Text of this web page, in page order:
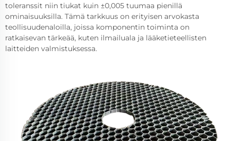
toleranssit niin tiukat kuin ±0,005 tuumaa pienillä
ominaisuuksilla. Tämä tarkkuus on erityisen arvokasta
teollisuudenaloilla, joissa komponentin toiminta on
ratkaisevan tärkeää, kuten ilmailuala ja lääketieteellisten
laitteiden valmistuksessa.